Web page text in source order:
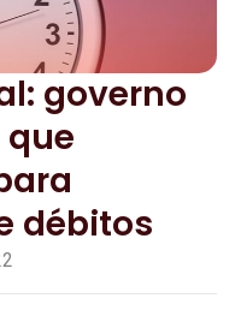
governo
débitos